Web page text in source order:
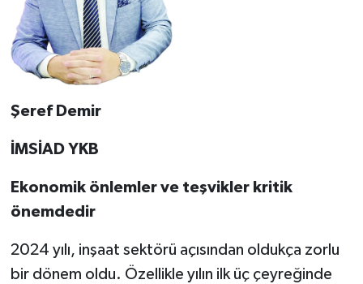
Şeref Demir
İMSİAD YKB
Ekonomik önlemler ve teşvikler kritik
önemdedir
2024 yılı, inşaat sektörü açısından oldukça zorlu
bir dönem oldu. Özellikle yılın ilk üç çeyreğinde